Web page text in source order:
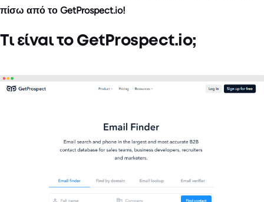
πίσω από το GetProspect.io!
Τι είναι το GetProspect.io;